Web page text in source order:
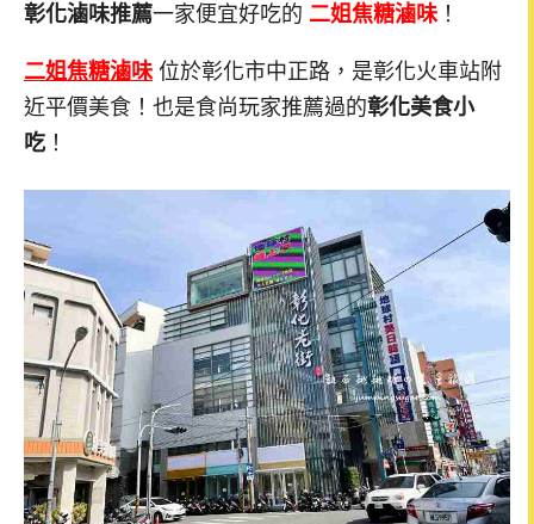
彰化滷味推薦一家便宜好吃的 二姐焦糖滷味 ！
二姐焦糖滷味 位於彰化市中正路，是彰化火車站附
近平價美食！也是食尚玩家推薦過的彰化美食小
吃 ！